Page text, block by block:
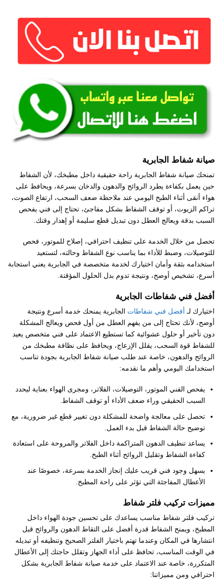
صيانة شفاط الجابرية
تمنحك صيانة شفاط الجابرية راحة حقيقية داخل مطبخك، لأن الشفاط
حين يعمل بكفاءة يطرد الروائح والدهون والدخان بسرعة، ويحافظ على
هواء أنقى أثناء الطبخ اليومي عند ملاحظة ضعف السحب، ارتفاع الصوت،
تراكم الزيوت، أو توقف الشفاط بشكل مفاجئ، تحتاج إلى فني يفحص
السبب بدقة ويعالج العطل دون تبديل قطع سليمة أو إهدار وقتك.
تحصل من خلال الخدمة على تنظيف احترافي، إصلاح للموتور، فحص
للتوصيلات، وضبط للأداء بما يناسب نوع الشفاط وحالته، لتستعيد
استخدامه بثقة وأمان اختيارك لخدمة متخصصة في الجابرية يعني استجابة
أسرع، تشخيص أوضح، ونتيجة تدوم بدل الحلول المؤقتة.
أفضل فني شفاطات الجابرية
اختيارك لـ أفضل فني شفاطات الجابرية يمنحك خدمة أسرع ونتيجة
أوضح، لأنك تحتاج إلى من يفهم العطل من أول فحص ويعالج المشكلة
دون تأخير أو حلول عشوائية كما تستطيع الاعتماد على فني متخصص يعيد
للشفاط قوة السحب، يقلل الإزعاج، ويحافظ على نظافة مطبخك من
الروائح والدهون، خاصة عند طلب صيانة شفاط الجابرية بجودة تناسب
استخدامك اليومي وأهم ما نقدمه:
يفحص الفني الموتور، التوصيلات، الفلاتر، ومجرى الهواء بعناية ليحدد
السبب الحقيقي وراء ضعف الأداء أو توقف الشفاط.
تحصل على معالجة واضحة للمشكلة دون تغيير قطع غير ضرورية، مع
توضيح حالة الشفاط قبل بدء العمل.
يساعد تنظيف الدهون المتراكمة داخل الفلاتر والمروحة على استعادة
كفاءة الشفاط وتقليل الروائح أثناء الطبخ.
يسهل وجود فني قريب عليك إنجاز الخدمة بسرعة، خصوصًا عند
الأعطال المفاجئة التي تؤثر على راحة المطبخ.
مميزات تركيب فلتر شفاط
تركيب فلتر شفاط مناسب يساعدك على تحسين جودة الهواء داخل
المطبخ، ويمنح الشفاط قدرة أفضل على التقاط الدهون والروائح قبل
انتشارها في المكان وعندما تهتم باختيار الفلتر الصحيح وتنظيفه أو تبديله
في الوقت المناسب، تحافظ على أداء الجهاز وتقلل حاجتك إلى الأعطال
المتكررة، خاصة عند الاعتماد على خدمة صيانة شفاط الجابرية بشكل
احترافي ومن مميزاتنا: